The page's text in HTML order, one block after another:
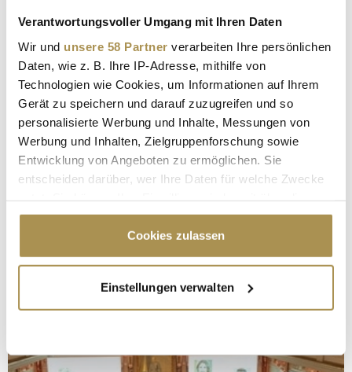
Verantwortungsvoller Umgang mit Ihren Daten
Wir und unsere 58 Partner verarbeiten Ihre persönlichen
Daten, wie z. B. Ihre IP-Adresse, mithilfe von
Technologien wie Cookies, um Informationen auf Ihrem
Gerät zu speichern und darauf zuzugreifen und so
personalisierte Werbung und Inhalte, Messungen von
Werbung und Inhalten, Zielgruppenforschung sowie
Entwicklung von Angeboten zu ermöglichen. Sie
entscheiden darüber, wer Ihre Daten für welche Zwecke
Cookie-Erklärung oder durch Klicken auf das Privacy
Trigger Symbol ändern oder widerrufen
Informationen über Ihre geografische Lage
erfassen, welche bis auf einige Meter genau sein
Cookies zulassen
Einstellungen verwalten